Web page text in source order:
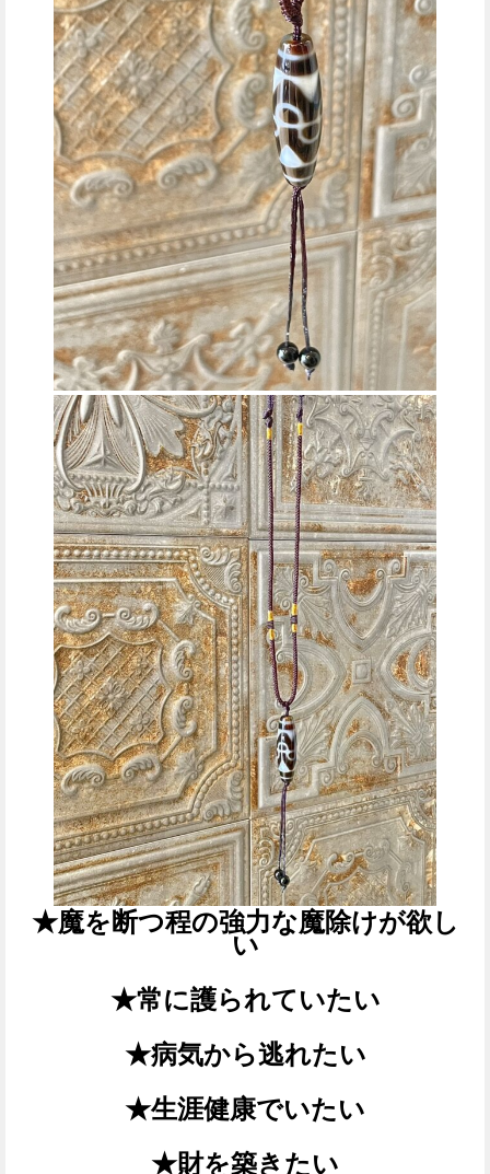
★魔を断つ程の強力な魔除けが欲し
い
★常に護られていたい
★病気から逃れたい
★生涯健康でいたい
★財を築きたい